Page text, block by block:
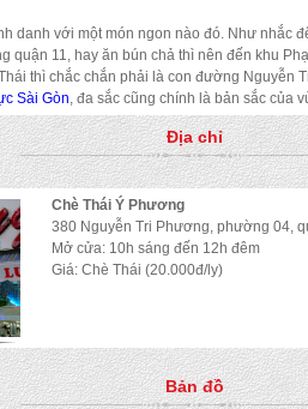
danh với một món ngon nào đó. Như nhắc
quận 11, hay ăn bún chả thì nên đến khu
thì chắc chắn phải là con đường Nguyễn
Sài Gòn, đa sắc cũng chính là bản sắc của
Địa chỉ
Chè Thái Ý Phương
380 Nguyễn Tri Phương, phường 04,
Mở cửa: 10h sáng đến 12h đêm
Giá: Chè Thái (20.000đ/ly)
Bản đồ